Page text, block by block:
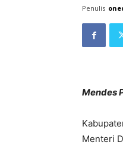
Penulis
Mendes
Menteri